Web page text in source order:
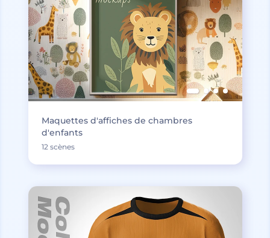
Maquettes d'affiches de chambres
d'enfants
12 scènes